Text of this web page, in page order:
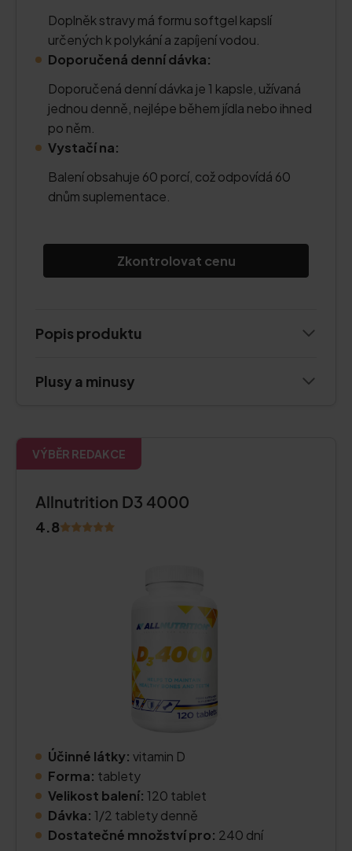
Doplněk stravy má formu softgel kapslí
určených k polykání a zapíjení vodou.
Doporučená denní dávka:
Doporučená denní dávka je 1 kapsle, užívaná
jednou denně, nejlépe během jídla nebo ihned
po něm.
Vystačí na:
Balení obsahuje 60 porcí, což odpovídá 60
dnům suplementace.
Zkontrolovat cenu
Popis produktu
Plusy a minusy
VÝBĚR REDAKCE
Allnutrition D3 4000
4.8
Účinné látky: vitamin D
Forma: tablety
Velikost balení: 120 tablet
Dávka: 1/2 tablety denně
Dostatečné množství pro: 240 dní